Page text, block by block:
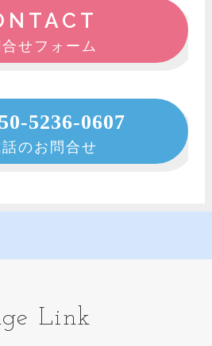
せフォーム
5236-0607
のお問合せ
Link